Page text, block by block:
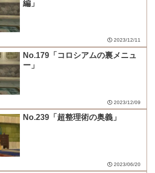
編」
2023/12/11
No.179「コロシアムの裏メニュ
ー」
2023/12/09
No.239「超整理術の奥義」
2023/06/20